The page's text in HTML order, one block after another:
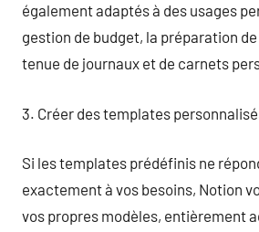
également adaptés à des usages
gestion de budget, la préparation
tenue de journaux et de carnets
3. Créer des templates
Si les templates prédéfinis ne
exactement à vos besoins, Notion
vos propres modèles, entièrement